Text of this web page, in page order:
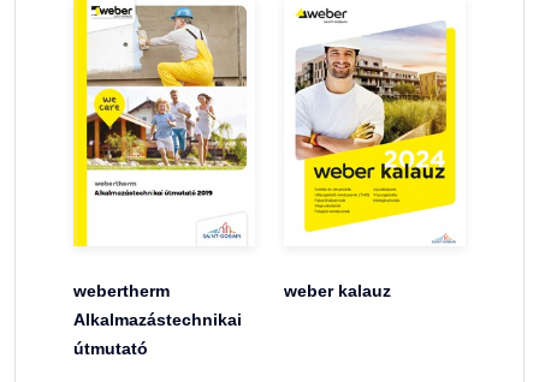
webertherm
Alkalmazástechnikai
útmutató
weber kalauz